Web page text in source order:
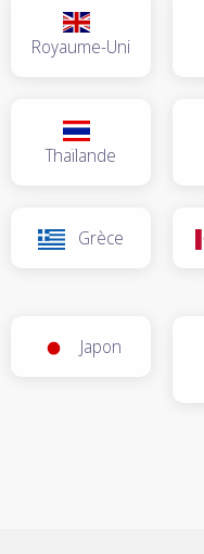
Royaume-Uni
Thaïlande
Grèce
Japon